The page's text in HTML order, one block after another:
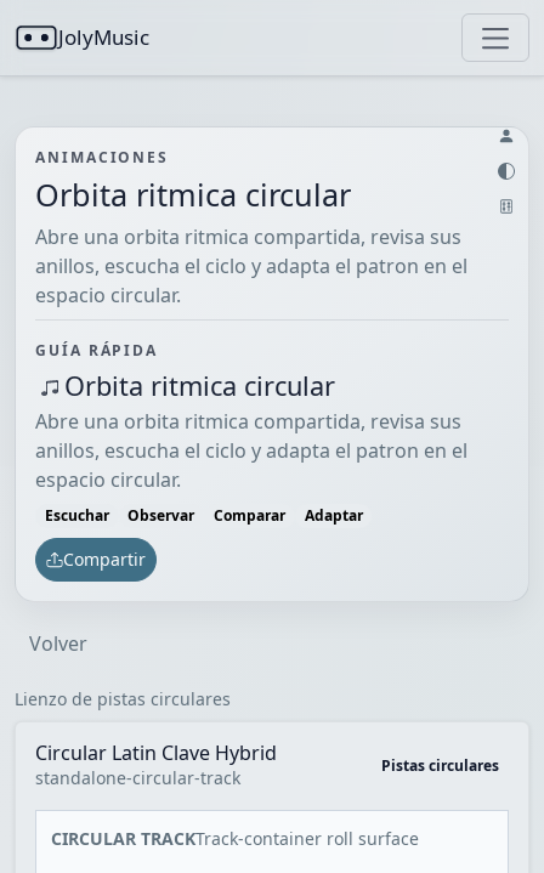
JolyMusic
ANIMACIONES
Orbita ritmica circular
Abre una orbita ritmica compartida, revisa sus
anillos, escucha el ciclo y adapta el patron en el
espacio circular.
GUÍA RÁPIDA
Orbita ritmica circular
Abre una orbita ritmica compartida, revisa sus
anillos, escucha el ciclo y adapta el patron en el
espacio circular.
Escuchar Observar Comparar Adaptar
Compartir
Volver
Lienzo de pistas circulares
Circular Latin Clave Hybrid
standalone-circular-track
Pistas circulares
CIRCULAR TRACKTrack-container roll surface